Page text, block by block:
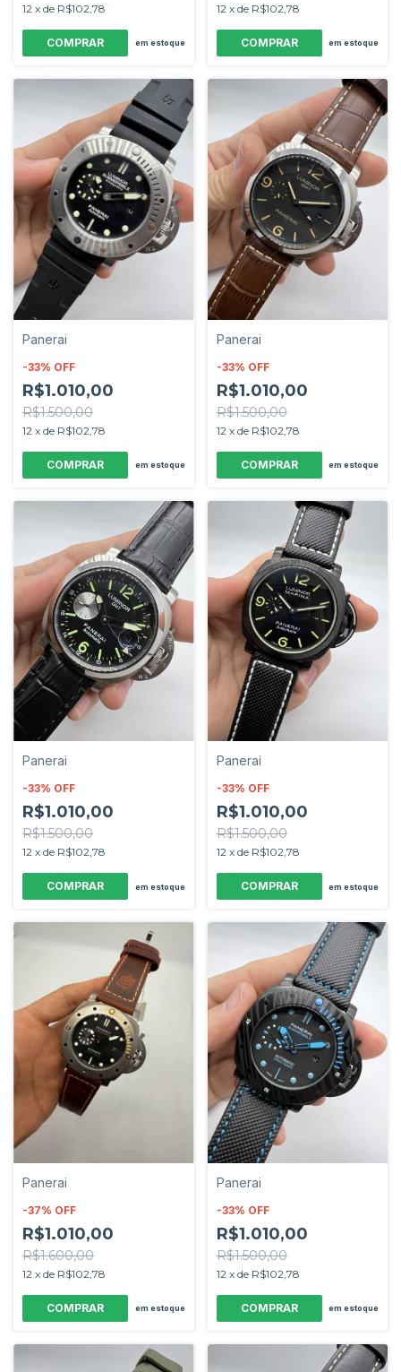
12 x de R$102,78
em estoque
12 x de R$102,78
em estoque
Panerai
-33% OFF
R$1.010,00
R$1.500,00
12 x de R$102,78
em estoque
Panerai
-33% OFF
R$1.010,00
R$1.500,00
12 x de R$102,78
em estoque
Panerai
-33% OFF
R$1.010,00
R$1.500,00
12 x de R$102,78
em estoque
Panerai
-33% OFF
R$1.010,00
R$1.500,00
12 x de R$102,78
em estoque
Panerai
-37% OFF
R$1.010,00
R$1.600,00
12 x de R$102,78
em estoque
Panerai
-33% OFF
R$1.010,00
R$1.500,00
12 x de R$102,78
em estoque